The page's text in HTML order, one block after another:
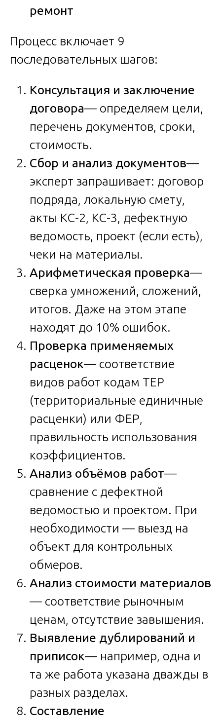
ремонт
Процесс включает 9
последовательных шагов:
Консультация и заключение
договора— определяем цели,
перечень документов, сроки,
стоимость.
Сбор и анализ документов—
эксперт запрашивает: договор
подряда, локальную смету,
акты КС-2, КС-3, дефектную
ведомость, проект (если есть),
чеки на материалы.
Арифметическая проверка—
сверка умножений, сложений,
итогов. Даже на этом этапе
находят до 10% ошибок.
Проверка применяемых
расценок— соответствие
видов работ кодам ТЕР
(территориальные единичные
расценки) или ФЕР,
правильность использования
коэффициентов.
Анализ объёмов работ—
сравнение с дефектной
ведомостью и проектом. При
необходимости — выезд на
объект для контрольных
обмеров.
Анализ стоимости материалов
— соответствие рыночным
ценам, отсутствие завышения.
Выявление дублирований и
приписок— например, одна и
та же работа указана дважды в
разных разделах.
Составление